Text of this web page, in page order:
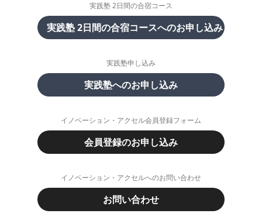
実践塾 2日間の合宿コース
実践塾 2日間の合宿コースへのお申し込み
実践塾申し込み
実践塾へのお申し込み
イノベーション・アクセル会員登録フォーム
会員登録のお申し込み
イノベーション・アクセルへのお問い合わせ
お問い合わせ